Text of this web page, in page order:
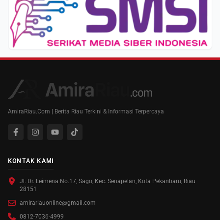
AmiraRiau.Com | Berita Riau Terkini & Informasi Terpercaya
KONTAK KAMI
Jl. Dr. Leimena No.17, Sago, Kec. Senapelan, Kota Pekanbaru, Riau
28151
amirariauonline@gmail.com
0812-7036-4999